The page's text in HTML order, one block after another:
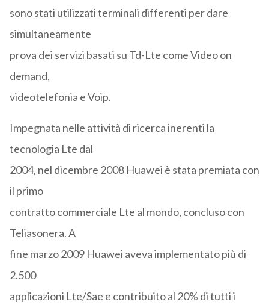
sono stati utilizzati terminali differenti per dare
simultaneamente
prova dei servizi basati su Td-Lte come Video on
demand,
videotelefonia e Voip.
Impegnata nelle attività di ricerca inerenti la
tecnologia Lte dal
2004, nel dicembre 2008 Huawei è stata premiata con
il primo
contratto commerciale Lte al mondo, concluso con
Teliasonera. A
fine marzo 2009 Huawei aveva implementato più di
2.500
applicazioni Lte/Sae e contribuito al 20% di tutti i